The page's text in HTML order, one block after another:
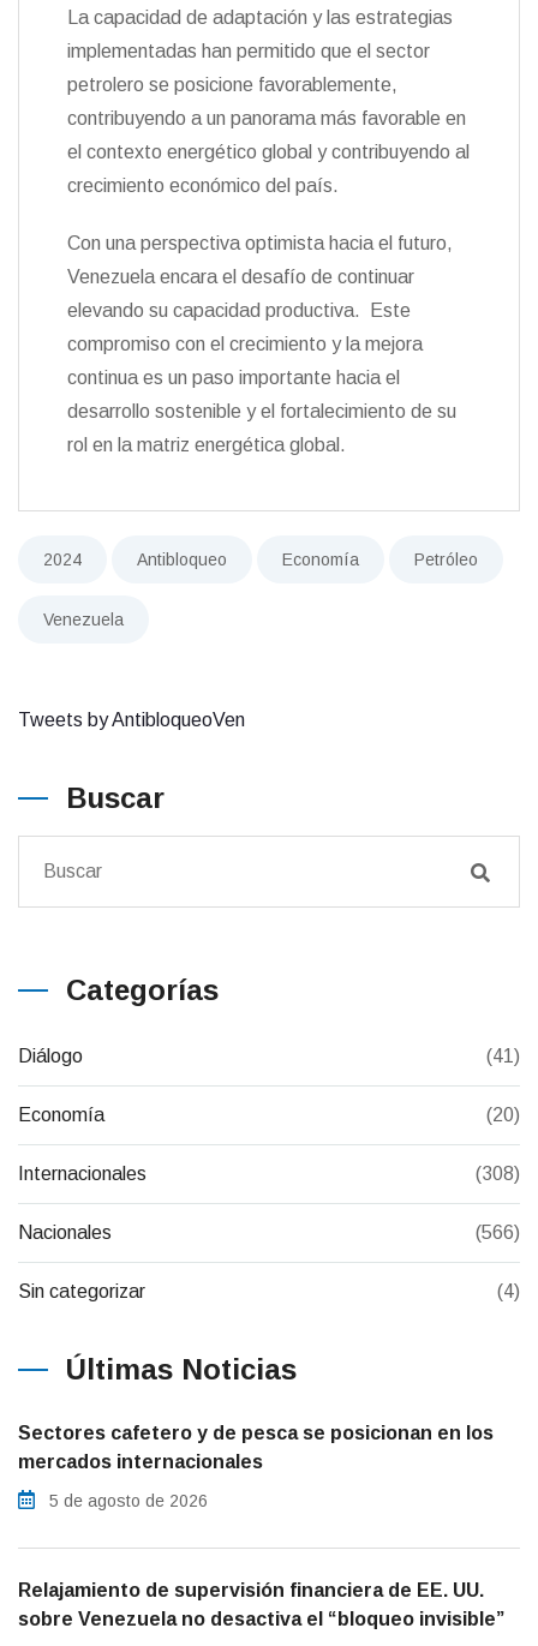
La capacidad de adaptación y las estrategias
implementadas han permitido que el sector
petrolero se posicione favorablemente,
contribuyendo a un panorama más favorable en
el contexto energético global y contribuyendo al
crecimiento económico del país.
Con una perspectiva optimista hacia el futuro,
Venezuela encara el desafío de continuar
elevando su capacidad productiva. Este
compromiso con el crecimiento y la mejora
continua es un paso importante hacia el
desarrollo sostenible y el fortalecimiento de su
rol en la matriz energética global.
2024 Antibloqueo Economía Petróleo
Venezuela
Tweets by AntibloqueoVen
Buscar
Categorías
Diálogo (41)
Economía (20)
Internacionales (308)
Nacionales (566)
Sin categorizar (4)
Últimas Noticias
Sectores cafetero y de pesca se posicionan en los
mercados internacionales
5 de agosto de 2026
Relajamiento de supervisión financiera de EE. UU.
sobre Venezuela no desactiva el “bloqueo invisible”